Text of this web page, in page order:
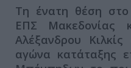
Τη ένατη θέση
ΕΠΣ Μακεδονίας
Αλέξανδρου
αγώνα κατάταξης